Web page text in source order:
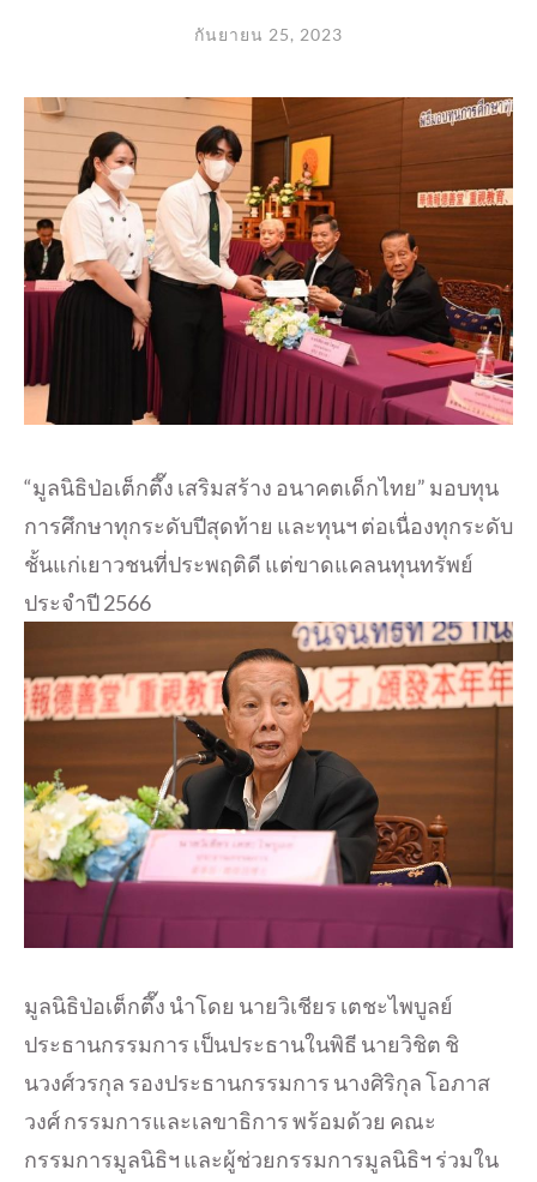
กันยายน 25, 2023
“มูลนิธิป่อเต็กตึ๊ง เสริมสร้าง อนาคตเด็กไทย” มอบทุน
การศึกษาทุกระดับปีสุดท้าย และทุนฯ ต่อเนื่องทุกระดับ
ชั้นแก่เยาวชนที่ประพฤติดี แต่ขาดแคลนทุนทรัพย์
ประจำปี 2566
มูลนิธิป่อเต็กตึ๊ง นำโดย นายวิเชียร เตชะไพบูลย์
ประธานกรรมการ เป็นประธานในพิธี นายวิชิต ชิ
นวงศ์วรกุล รองประธานกรรมการ นางศิริกุล โอภาส
วงศ์ กรรมการและเลขาธิการ พร้อมด้วย คณะ
กรรมการมูลนิธิฯ และผู้ช่วยกรรมการมูลนิธิฯ ร่วมใน